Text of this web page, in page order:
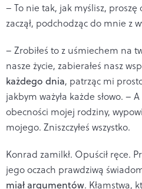
– To nie tak, jak myślisz, proszę
zaczął, podchodząc do mnie z
– Zrobiłeś to z uśmiechem na
nasze życie, zabierałeś nasz
każdego dnia, patrząc mi
jakbym ważyła każde słowo. –
obecności mojej rodziny,
mojego. Zniszczyłeś wszystko.
Konrad zamilkł. Opuścił ręce.
jego oczach prawdziwą
miał argumentów. Kłamstwa,